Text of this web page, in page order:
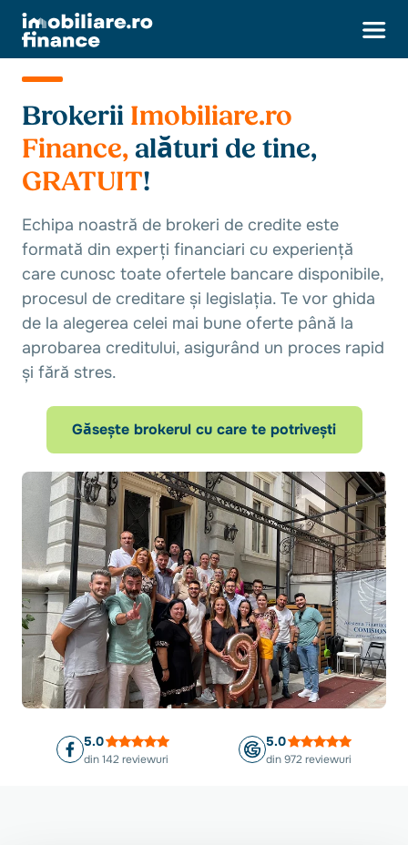
Brokerii Imobiliare.ro
Finance,alături de tine,
GRATUIT!
Echipa noastră de brokeri de credite este
formată din experți financiari cu experiență
care cunosc toate ofertele bancare disponibile,
procesul de creditare și legislația. Te vor ghida
de la alegerea celei mai bune oferte până la
aprobarea creditului, asigurând un proces rapid
și fără stres.
Găsește brokerul cu care te potrivești
5.0
din 142 reviewuri
5.0
din 972 reviewuri